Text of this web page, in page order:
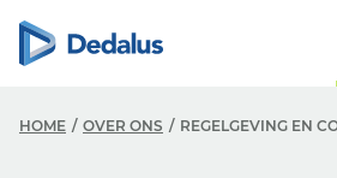
HOME OVER ONS REGELGEVING EN